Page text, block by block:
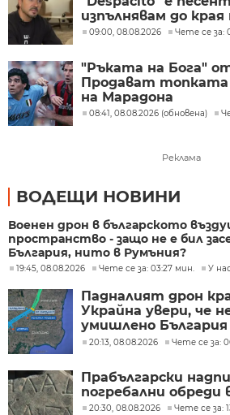
изпълнявам до
09:00, 08.08.2026 Чете се за:
"Ръката на Бога"
Продават топката
на Марадона
08:41, 08.08.2026 (обновена)
Реклама
ВОДЕЩИ НОВИНИ
Военен дрон в българското
пространство - защо не е бил
България, нито в Румъния?
19:45, 08.08.2026 Чете се за: 03:27 мин. У нас
Падналият дрон
Украйна увери, че
умишлено
разследване
20:13, 08.08.2026 Чете се за:
Прабългарски
погребални обреди
20:30, 08.08.2026 Чете се за: